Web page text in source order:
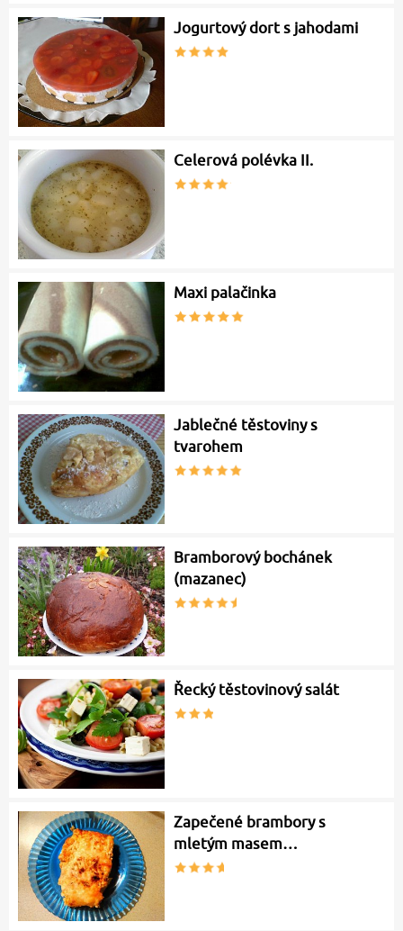
Jogurtový dort s jahodami
Celerová polévka II.
Maxi palačinka
Jablečné těstoviny s
tvarohem
Bramborový bochánek
(mazanec)
Řecký těstovinový salát
Zapečené brambory s
mletým masem…